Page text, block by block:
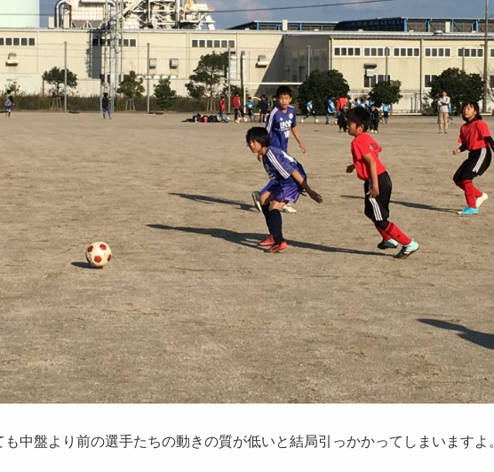
中盤より前の選手たちの動きの質が低いと結局引っかかってしまいますよ。